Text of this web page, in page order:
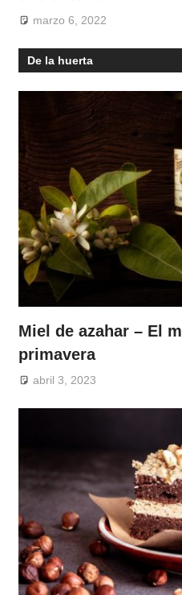
marzo 6, 2022
De la huerta
Miel de azahar – El
primavera
abril 3, 2023